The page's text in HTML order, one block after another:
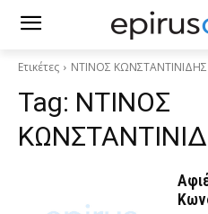
Ετικέτες ΝΤΙΝΟΣ ΚΩΝΣΤΑΝΤΙΝΙΔΗΣ
Tag: ΝΤΙΝΟΣ